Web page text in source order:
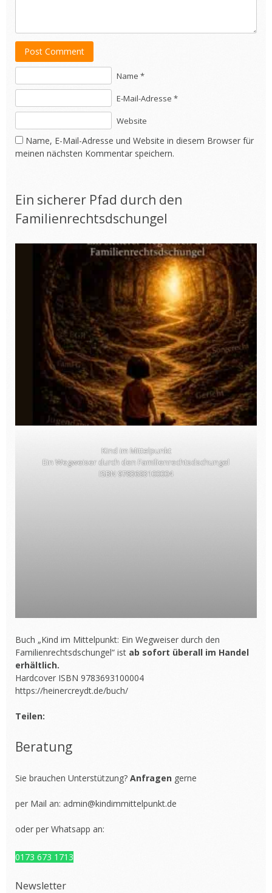
Post Comment
Name *
E-Mail-Adresse *
Website
Name, E-Mail-Adresse und Website in diesem Browser für
meinen nächsten Kommentar speichern.
Ein sicherer Pfad durch den
Familienrechtsdschungel
Kind im Mittelpunkt
Ein Wegweiser durch den Familienrechtsdschungel
ISBN 9783693100004
Buch „Kind im Mittelpunkt: Ein Wegweiser durch den
Familienrechtsdschungel“ ist ab sofort überall im Handel
erhältlich.
Hardcover ISBN 9783693100004
https://heinercreydt.de/buch/
Teilen:
Beratung
Sie brauchen Unterstützung? Anfragen gerne
per Mail an: admin@kindimmittelpunkt.de
oder per Whatsapp an:
0173 673 1713
Newsletter